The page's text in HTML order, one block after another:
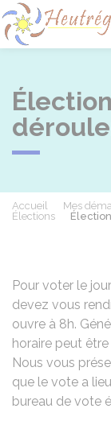
Accueil Mes
Élections
Pour voter le
devez vous
ouvre à 8h.
horaire peut
Nous vous
que le vote a
bureau de vote